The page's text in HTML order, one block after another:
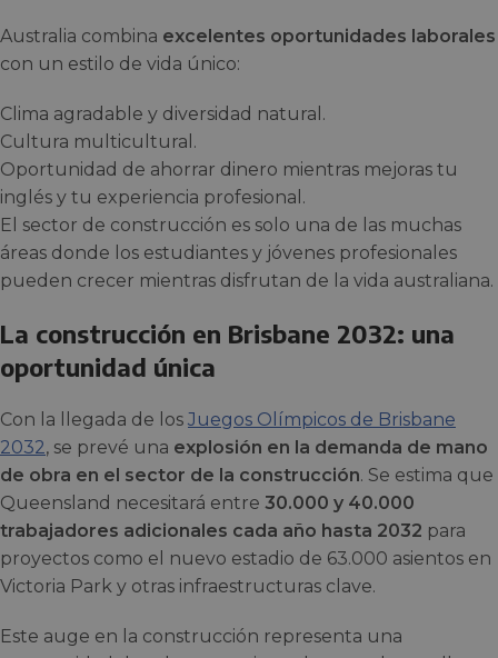
Australia combina excelentes oportunidades laborales
con un estilo de vida único:
Clima agradable y diversidad natural.
Cultura multicultural.
Oportunidad de ahorrar dinero mientras mejoras tu
inglés y tu experiencia profesional.
El sector de construcción es solo una de las muchas
áreas donde los estudiantes y jóvenes profesionales
pueden crecer mientras disfrutan de la vida australiana.
La construcción en Brisbane 2032: una
oportunidad única
Con la llegada de los Juegos Olímpicos de Brisbane
2032, se prevé una explosión en la demanda de mano
de obra en el sector de la construcción. Se estima que
Queensland necesitará entre 30.000 y 40.000
trabajadores adicionales cada año hasta 2032 para
proyectos como el nuevo estadio de 63.000 asientos en
Victoria Park y otras infraestructuras clave.
Este auge en la construcción representa una